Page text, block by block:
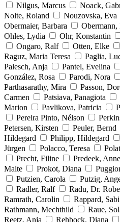
Nilgus, Marcus
Noack,
Nolte, Roland
Nouzovska, Eva
Obermaier, Barbara
Obermann,
Ohles, Lydia
Ohr, Konstantin
Ongaro, Ralf
Otten, Elke
Raguz, Maria Teresa
Paglia,
Palesch, Anja
Pantel, Evelina
González, Rosa
Parodi, Nora
Parthasarathy, Mira
Passon,
Carmen
Patsiava, Panagiota
Marion
Pavlikova, Patricia
Pereira Pinto, Nélson
Petersen, Kirsten
Peuler, Bernd
Hildegard
Philipp, Hildegard
Jürgen
Polacco, Teresa
Precht, Filine
Predeek,
Malte
Prokot, Diana
Putzien, Carola
Putzig,
Radler, Ralf
Radu, Dr.
Ramrath, Carolin
Rappard,
Rathmann, Mechthild
Raue,
Reetz, Anja
Rehbock, Diana